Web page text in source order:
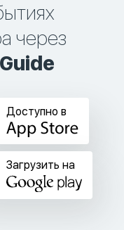
через
Доступно в
Загрузить на